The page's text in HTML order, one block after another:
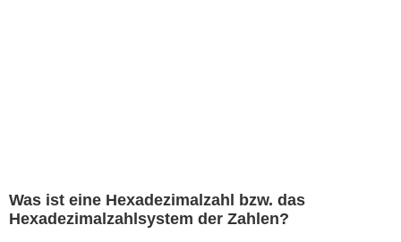
Was ist eine Hexadezimalzahl bzw. das
Hexadezimalzahlsystem der Zahlen?